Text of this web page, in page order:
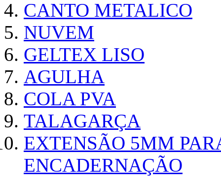
CANTO METALICO
NUVEM
GELTEX LISO
AGULHA
COLA PVA
TALAGARÇA
EXTENSÃO 5MM
ENCADERNAÇÃO